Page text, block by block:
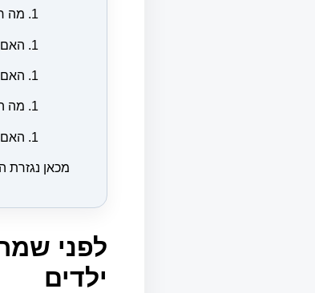
מה
האם
מה
האם
מכאן נגזרת
לפני
ילדים